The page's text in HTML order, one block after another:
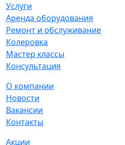
Услуги
Аренда оборудования
Ремонт и обслуживание
Колеровка
Мастер классы
Консультация
О компании
Новости
Вакансии
Контакты
Акции